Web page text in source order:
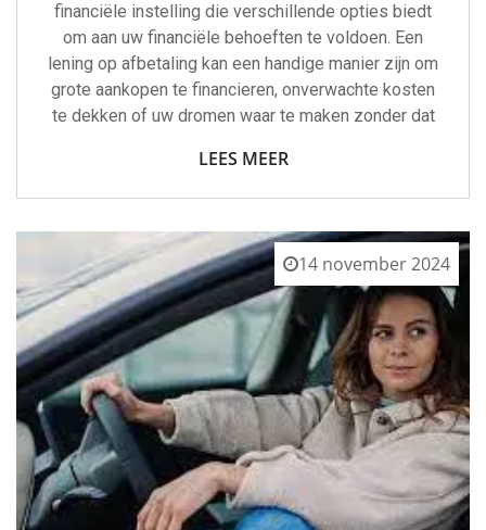
financiële instelling die verschillende opties biedt
om aan uw financiële behoeften te voldoen. Een
lening op afbetaling kan een handige manier zijn om
grote aankopen te financieren, onverwachte kosten
te dekken of uw dromen waar te maken zonder dat
LEES MEER
14 november 2024